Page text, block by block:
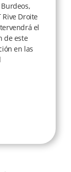
Rive Droite
el
de este
en las